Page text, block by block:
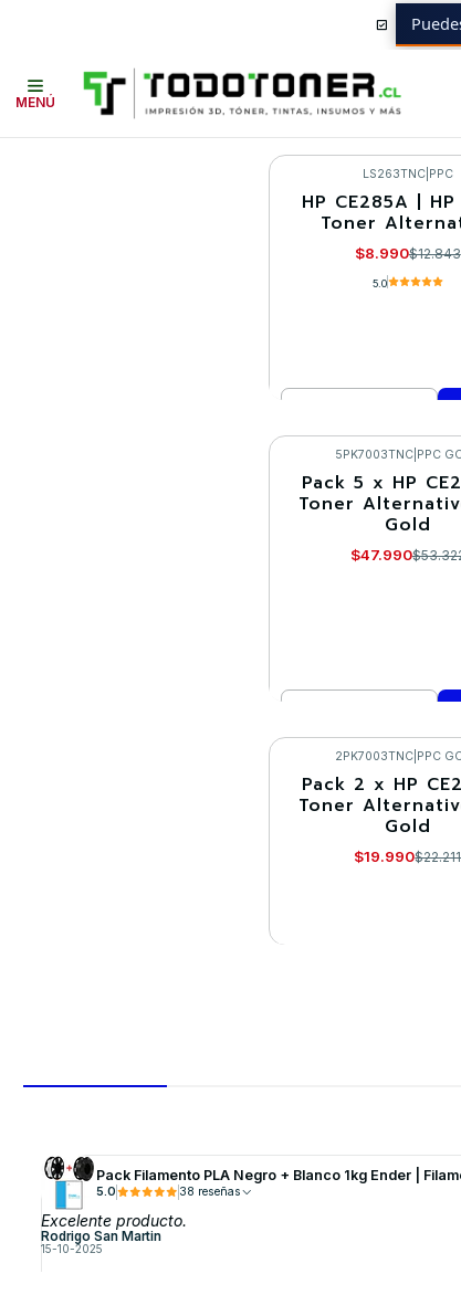
MENÚ
Equipos HP
-30%
LS263TNC| PPC
HP CE285A |
Toner
$8.990$12.843
5.0
Comprar ahora
-10%
5PK7003TNC PPC
Pack 5 x HP
Toner
Gold
$47.990
Comprar ahora
-10%
2PK7003TNC PPC
Pack 2 x HP
Toner
Gold
$19.990$22.211
Pack Filamento PLA Negro + Blanco 1kg Ender |
5.0 38 reseñas
Excelente producto.
Rodrigo San Martin
15-10-2025